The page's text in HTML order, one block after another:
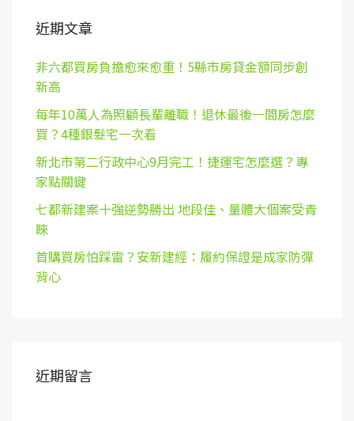
近期文章
非六都買房負擔愈來愈重！5縣市房貸金額同步創
新高
每年10萬人為照顧長輩離職！退休最後一間房怎麼
買？4種銀髮宅一次看
新北市第二行政中心9月完工！捷運宅怎麼選？專
家點關鍵
七都新建案十強逆勢勝出 地段佳、量體大個案受青
睞
首購買房怕踩雷？安新建經：履約保證是成家防彈
背心
近期留言